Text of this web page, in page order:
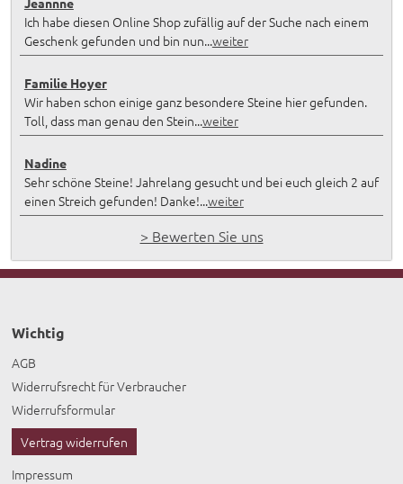
Ich habe diesen Online Shop zufällig auf der Suche nach einem
Geschenk gefunden und bin nun...weiter
Familie Hoyer
Wir haben schon einige ganz besondere Steine hier gefunden.
Toll, dass man genau den Stein...weiter
Nadine
Sehr schöne Steine! Jahrelang gesucht und bei euch gleich 2 auf
einen Streich gefunden! Danke!...weiter
> Bewerten Sie uns
Wichtig
AGB
Widerrufsrecht für Verbraucher
Widerrufsformular
Vertrag widerrufen
Impressum